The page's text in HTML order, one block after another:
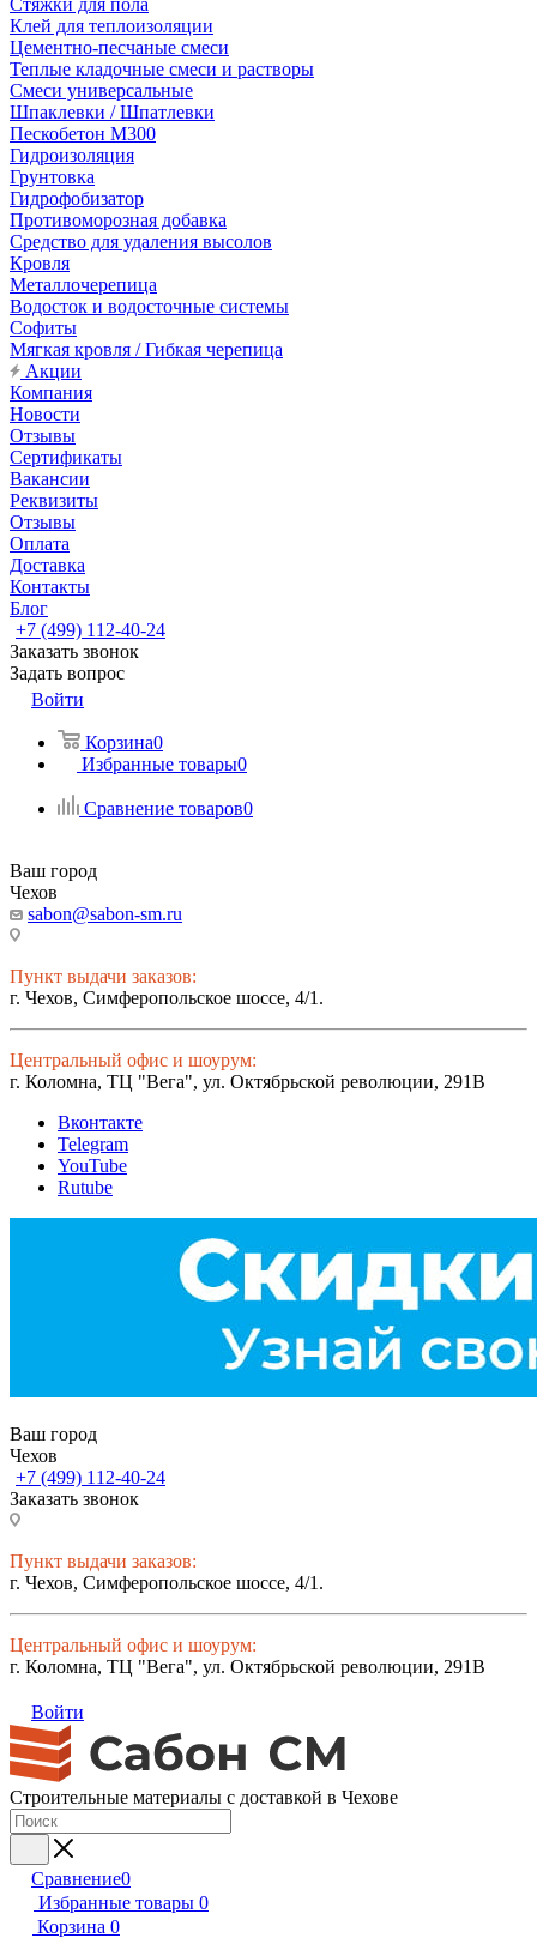
Стяжки для пола
Клей для теплоизоляции
Цементно-песчаные смеси
Теплые кладочные смеси и растворы
Смеси универсальные
Шпаклевки / Шпатлевки
Пескобетон М300
Гидроизоляция
Грунтовка
Гидрофобизатор
Противоморозная добавка
Средство для удаления высолов
Кровля
Металлочерепица
Водосток и водосточные системы
Софиты
Мягкая кровля / Гибкая черепица
Акции
Компания
Новости
Отзывы
Сертификаты
Вакансии
Реквизиты
Отзывы
Оплата
Доставка
Контакты
Блог
+7 (499) 112-40-24
Заказать звонок
Задать вопрос
Войти
Корзина0
Избранные товары0
Сравнение товаров0
Ваш город
Чехов
sabon@sabon-sm.ru
Пункт выдачи заказов:
г. Чехов, Симферопольское шоссе, 4/1.
Центральный офис и шоурум:
г. Коломна, ТЦ "Вега", ул. Октябрьской революции, 291В
Вконтакте
Telegram
YouTube
Rutube
Ваш город
Чехов
+7 (499) 112-40-24
Заказать звонок
Пункт выдачи заказов:
г. Чехов, Симферопольское шоссе, 4/1.
Центральный офис и шоурум:
г. Коломна, ТЦ "Вега", ул. Октябрьской революции, 291В
Войти
Строительные материалы с доставкой в Чехове
Сравнение0
Избранные товары 0
Корзина 0